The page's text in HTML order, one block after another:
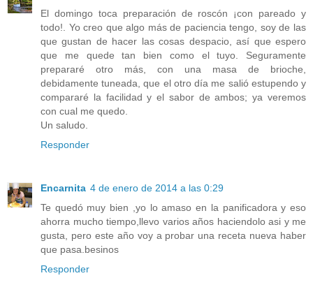
El domingo toca preparación de roscón ¡con pareado y
todo!. Yo creo que algo más de paciencia tengo, soy de las
que gustan de hacer las cosas despacio, así que espero
que me quede tan bien como el tuyo. Seguramente
prepararé otro más, con una masa de brioche,
debidamente tuneada, que el otro día me salió estupendo y
compararé la facilidad y el sabor de ambos; ya veremos
con cual me quedo.
Un saludo.
Responder
Encarnita 4 de enero de 2014 a las 0:29
Te quedó muy bien ,yo lo amaso en la panificadora y eso
ahorra mucho tiempo,llevo varios años haciendolo asi y me
gusta, pero este año voy a probar una receta nueva haber
que pasa.besinos
Responder